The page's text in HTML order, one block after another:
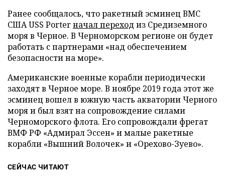
Ранее сообщалось, что ракетный эсминец ВМС
США USS Porterначал переход из Средиземного
моря в Черное. В Черноморском регионе он будет
работать с партнерами «над обеспечением
безопасности на море».
Американские военные корабли периодически
заходят в Черное море. В ноябре 2019 года этот же
эсминец вошел в южную часть акватории Черного
моря и был взят на сопровождение силами
Черноморского флота. Его сопровождали фрегат
ВМФ РФ «Адмирал Эссен» и малые ракетные
корабли «Вышний Волочек» и «Орехово-Зуево».
СЕЙЧАС ЧИТАЮТ